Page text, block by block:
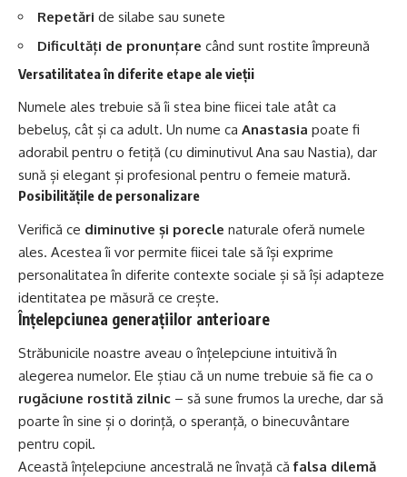
Repetări de silabe sau sunete
Dificultăți de pronunțare când sunt rostite împreună
Versatilitatea în diferite etape ale vieții
Numele ales trebuie să îi stea bine fiicei tale atât ca
bebeluș, cât și ca adult. Un nume ca Anastasia poate fi
adorabil pentru o fetiță (cu diminutivul Ana sau Nastia), dar
sună și elegant și profesional pentru o femeie matură.
Posibilitățile de personalizare
Verifică ce diminutive și porecle naturale oferă numele
ales. Acestea îi vor permite fiicei tale să își exprime
personalitatea în diferite contexte sociale și să își adapteze
identitatea pe măsură ce crește.
Înțelepciunea generațiilor anterioare
Străbunicile noastre aveau o înțelepciune intuitivă în
alegerea numelor. Ele știau că un nume trebuie să fie ca o
rugăciune rostită zilnic – să sune frumos la ureche, dar să
poarte în sine și o dorință, o speranță, o binecuvântare
pentru copil.
Această înțelepciune ancestrală ne învață căfalsa dilemă